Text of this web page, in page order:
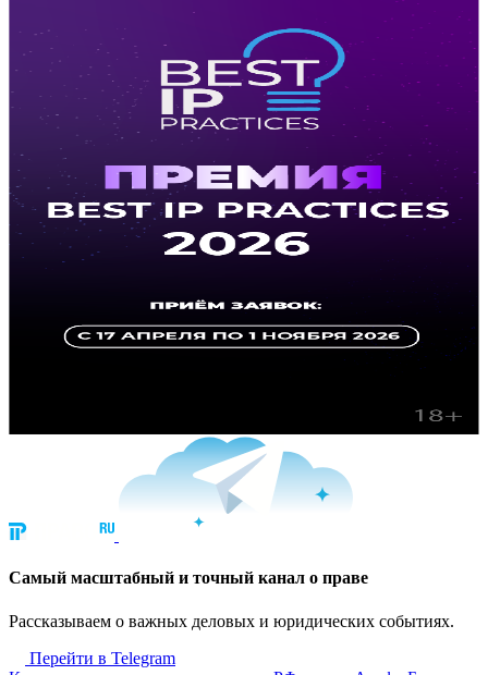
Cамый масштабный и точный канал о праве
Рассказываем о важных деловых и юридических событиях.
Перейти в Telegram